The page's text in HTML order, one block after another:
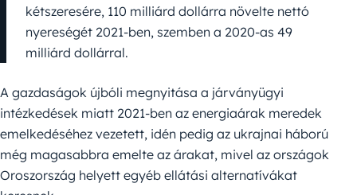
kétszeresére, 110 milliárd dollárra növelte nettó
nyereségét 2021-ben, szemben a 2020-as 49
milliárd dollárral.
A gazdaságok újbóli megnyitása a járványügyi
intézkedések miatt 2021-ben az energiaárak meredek
emelkedéséhez vezetett, idén pedig az ukrajnai háború
még magasabbra emelte az árakat, mivel az országok
Oroszország helyett egyéb ellátási alternatívákat